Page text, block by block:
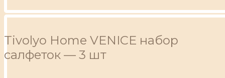
Tivolyo Home VENICE набор
салфеток — 3 шт